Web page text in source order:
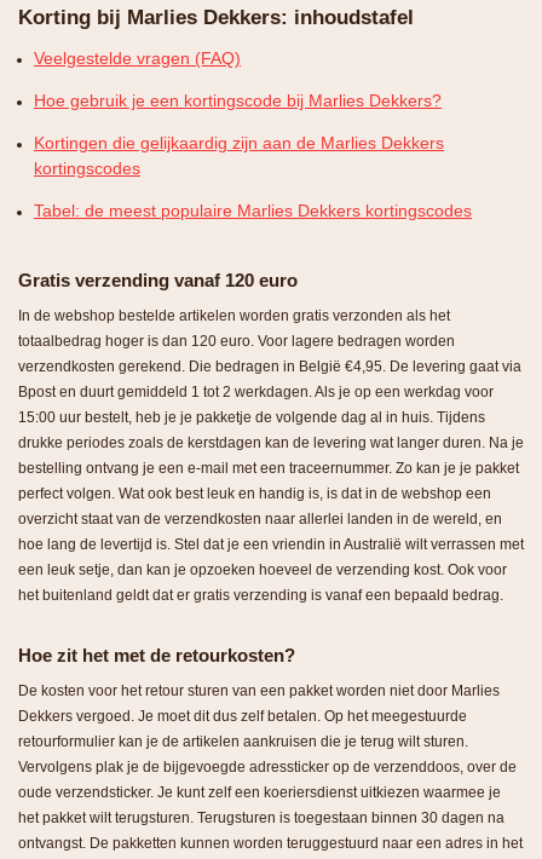
Korting bij Marlies Dekkers: inhoudstafel
Veelgestelde vragen (FAQ)
Hoe gebruik je een kortingscode bij Marlies Dekkers?
Kortingen die gelijkaardig zijn aan de Marlies Dekkers
kortingscodes
Tabel: de meest populaire Marlies Dekkers kortingscodes
Gratis verzending vanaf 120 euro
In de webshop bestelde artikelen worden gratis verzonden als het
totaalbedrag hoger is dan 120 euro. Voor lagere bedragen worden
verzendkosten gerekend. Die bedragen in België €4,95. De levering gaat via
Bpost en duurt gemiddeld 1 tot 2 werkdagen. Als je op een werkdag voor
15:00 uur bestelt, heb je je pakketje de volgende dag al in huis. Tijdens
drukke periodes zoals de kerstdagen kan de levering wat langer duren. Na je
bestelling ontvang je een e-mail met een traceernummer. Zo kan je je pakket
perfect volgen. Wat ook best leuk en handig is, is dat in de webshop een
overzicht staat van de verzendkosten naar allerlei landen in de wereld, en
hoe lang de levertijd is. Stel dat je een vriendin in Australië wilt verrassen met
een leuk setje, dan kan je opzoeken hoeveel de verzending kost. Ook voor
het buitenland geldt dat er gratis verzending is vanaf een bepaald bedrag.
Hoe zit het met de retourkosten?
De kosten voor het retour sturen van een pakket worden niet door Marlies
Dekkers vergoed. Je moet dit dus zelf betalen. Op het meegestuurde
retourformulier kan je de artikelen aankruisen die je terug wilt sturen.
Vervolgens plak je de bijgevoegde adressticker op de verzenddoos, over de
oude verzendsticker. Je kunt zelf een koeriersdienst uitkiezen waarmee je
het pakket wilt terugsturen. Terugsturen is toegestaan binnen 30 dagen na
ontvangst. De pakketten kunnen worden teruggestuurd naar een adres in het